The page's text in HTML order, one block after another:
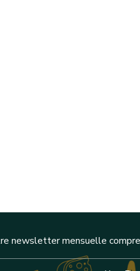
newsletter mensuelle